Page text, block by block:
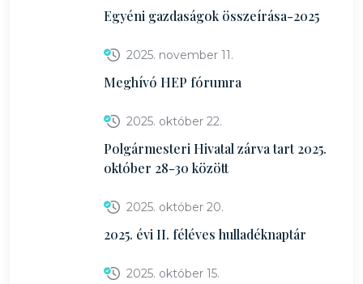
Egyéni gazdaságok összeírása-2025
2025. november 11.
Meghívó HEP fórumra
2025. október 22.
Polgármesteri Hivatal zárva tart 2025.
október 28-30 között
2025. október 20.
2025. évi II. féléves hulladéknaptár
2025. október 15.